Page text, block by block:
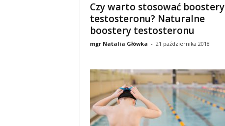
t
a
o
d
Czy warto stosować boostery
testosteronu? Naturalne
boostery testosteronu
mgr Natalia Główka - 21 października 2018